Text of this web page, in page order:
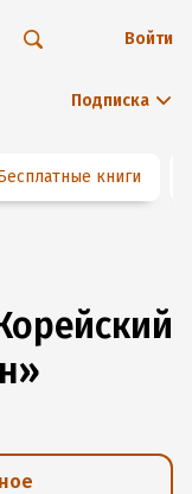
Подписка
Войти
книги